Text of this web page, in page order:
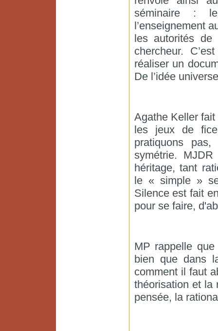
séminaire :
l’enseignement
les autorités
chercheur.
réaliser un
De l’idée
Agathe Keller
les jeux de
pratiquons
symétrie.
héritage, tant
le « simple »
Silence est fait
pour se faire,
MP rappelle
bien que dans
comment il faut
théorisation et la
pensée, la